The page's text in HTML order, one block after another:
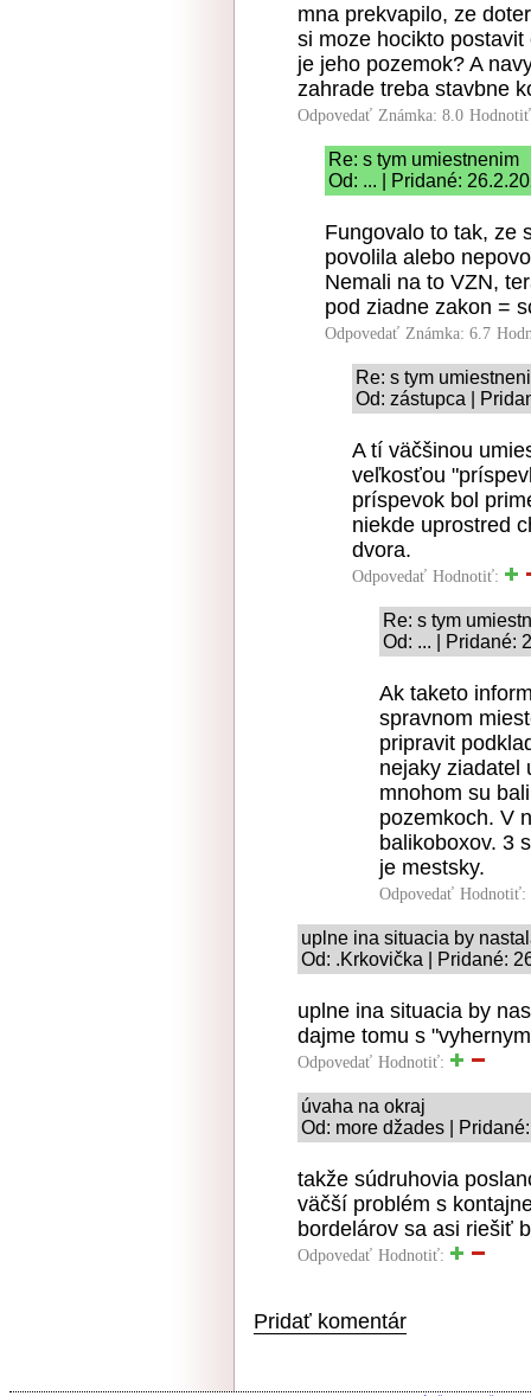
mna prekvapilo, ze
si moze hocikto
je jeho pozemok? A
zahrade treba stavbne
Odpovedať Známka: 8.0
Re: s tym umiestnenim
Od: ... | Pridané:
Fungovalo to tak, ze
povolila alebo
Nemali na to VZN,
pod ziadne zakon =
Odpovedať Známka: 6.7
Re: s tym
Od: zástupca |
A tí väčšinou
veľkosťou
príspevok bol
niekde uprostred
dvora.
Odpovedať Hodnotiť:
Re: s tym
Od: ... | Pridané:
Ak taketo
spravnom
pripravit
nejaky ziadatel
mnohom su
pozemkoch. V
balikoboxov. 3
je mestsky.
Odpovedať Hodnotiť:
uplne ina situacia by
Od: .Krkovička | Pridané:
uplne ina situacia by
dajme tomu s
Odpovedať Hodnotiť:
úvaha na okraj
Od: more džades |
takže súdruhovia
väčší problém s
bordelárov sa asi riešiť
Odpovedať Hodnotiť:
Pridať komentár